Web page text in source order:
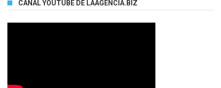
CANAL YOUTUBE DE LAAGENCIA.BIZ